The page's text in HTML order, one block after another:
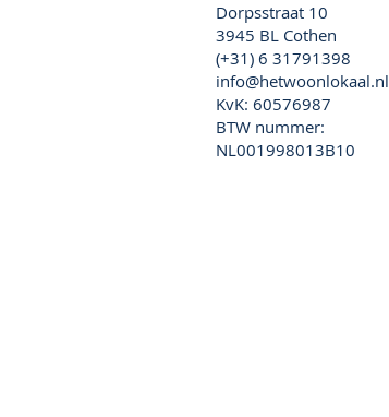
Dorpsstraat 10
3945 BL Cothen
(+31) 6 31791398
info@hetwoonlokaal.nl
KvK: 60576987
BTW nummer:
NL001998013B10